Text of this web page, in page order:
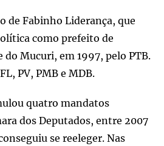
de Fabinho Liderança, que
como prefeito de
do Mucuri, em 1997, pelo PTB.
PV, PMB e MDB.
quatro mandatos
dos Deputados, entre 2007
se reeleger. Nas